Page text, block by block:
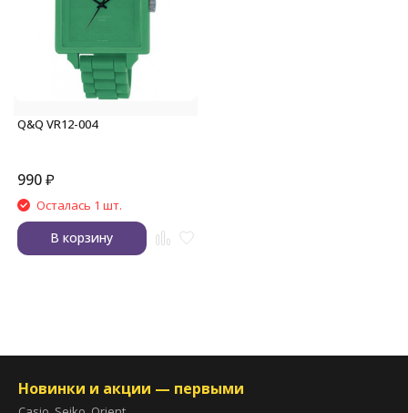
Q&Q VR12-004
990₽
Осталась 1 шт.
В корзину
Новинки и акции — первыми